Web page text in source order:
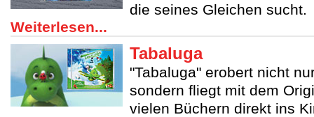
die seines Gleichen sucht.
Weiterlesen...
Tabaluga
"Tabaluga" erobert nicht
sondern fliegt mit dem
vielen Büchern direkt ins